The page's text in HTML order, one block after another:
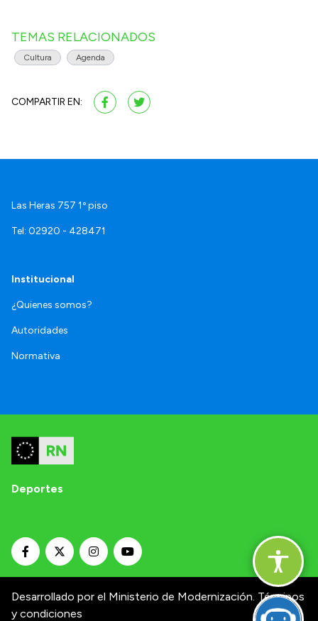
TEMAS RELACIONADOS
Cultura Agenda
COMPARTIR EN:
Las Heras 757 1º piso
Tel: 02920 - 428471
Institucional
¿Quienes somos?
Autoridades
Normativa
Deportes
Desarrollado por el Ministerio de Modernización. Términos
y condiciones